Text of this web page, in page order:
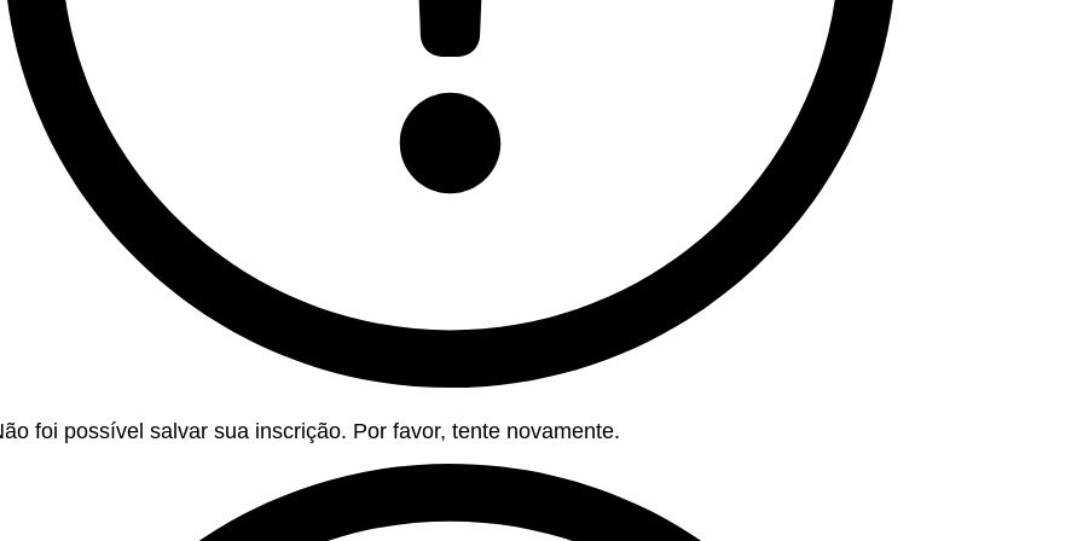
foi possível salvar sua inscrição. Por favor, tente novamente.